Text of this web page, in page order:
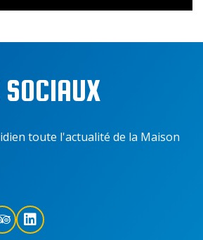
SOCIAUX
toute l'actualité de la Maison